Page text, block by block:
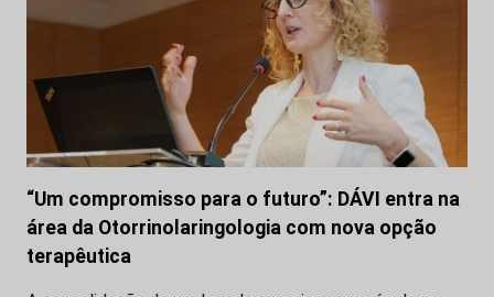
“Um compromisso para o futuro”: DÁVI entra na
área da Otorrinolaringologia com nova opção
terapêutica